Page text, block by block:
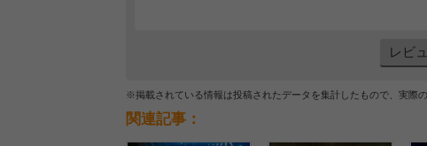
レビ
※掲載されている情報は投稿されたデータを集計したもので、実際
関連記事：